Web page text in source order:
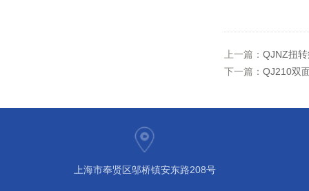
上一篇： QJNZ扭
下一篇： QJ210双
上海市奉贤区邬桥镇安东路208号